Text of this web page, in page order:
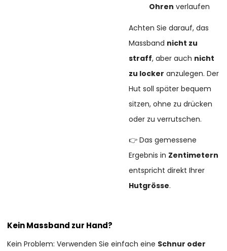
Ohren verlaufen
Achten Sie darauf, das
Massband nicht zu
straff, aber auch nicht
zu locker anzulegen. Der
Hut soll später bequem
sitzen, ohne zu drücken
oder zu verrutschen.
👉 Das gemessene
Ergebnis in Zentimetern
entspricht direkt Ihrer
Hutgrösse.
Kein Massband zur Hand?
Kein Problem: Verwenden Sie einfach eine Schnur oder